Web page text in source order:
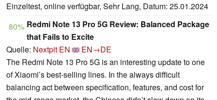
Einzeltest, online verfügbar, Sehr Lang, Datum: 25.01.2024
80% Redmi Note 13 Pro 5G Review: Balanced Package
that Fails to Excite
Quelle: Nextpit EN
EN→DE
The Redmi Note 13 Pro 5G is an interesting update to one
of Xiaomi’s best-selling lines. In the always difficult
balancing act between specification, features, and cost for